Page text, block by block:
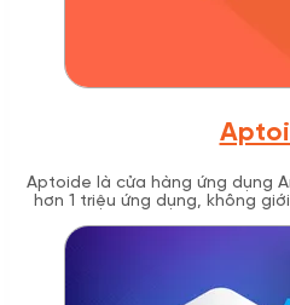
Aptoide là cửa hàng ứng dụng
hơn 1 triệu ứng dụng, không